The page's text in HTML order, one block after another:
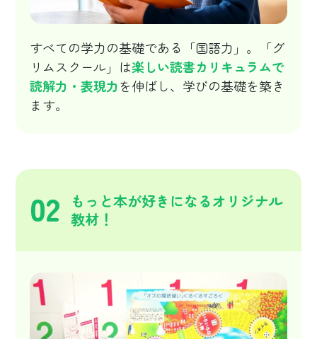
すべての学力の基礎である「国語力」。「グ
リムスクール」は楽しい読書カリキュラムで
読解力・表現力を伸ばし、学びの基礎を築き
ます。
02
もっと本が好きになるオリジナル
教材！